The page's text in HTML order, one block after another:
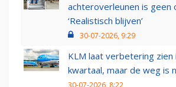
achteroverleunen is geen
‘Realistisch blijven’
30-07-2026, 9:29
KLM laat verbetering
kwartaal, maar de weg is
30-07-2026, 8:22